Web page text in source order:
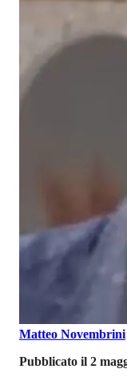
Matteo Novembrini
Pubblicato il 2